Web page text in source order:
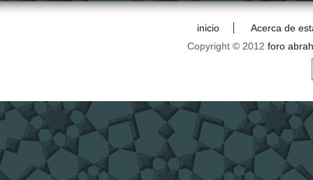
inicio
Acerca de
Copyright © 2012 foro